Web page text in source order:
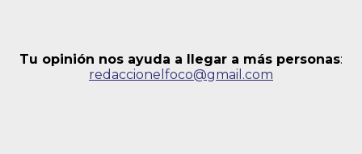
Tu opinión nos ayuda a llegar a más personas:
redaccionelfoco@gmail.com